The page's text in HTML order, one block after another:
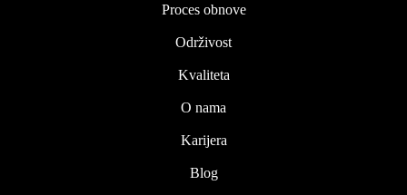
Proces obnove
Održivost
Kvaliteta
O nama
Karijera
Blog